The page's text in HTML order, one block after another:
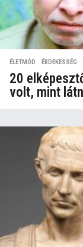
ÉLETMÓD ,ÉRDEKESSÉG
20
volt, mint